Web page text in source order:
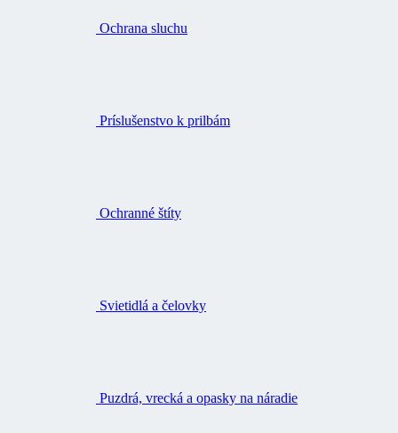
Ochrana sluchu
Príslušenstvo k prilbám
Ochranné štíty
Svietidlá a čelovky
Puzdrá, vrecká a opasky na náradie